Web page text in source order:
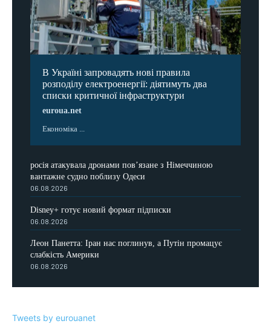
В Україні запровадять нові правила
розподілу електроенергії: діятимуть два
списки критичної інфраструктури
euroua.net
Економіка ...
росія атакувала дронами пов’язане з Німеччиною
вантажне судно поблизу Одеси
06.08.2026
Disney+ готує новий формат підписки
06.08.2026
Леон Панетта: Іран нас поглинув, а Путін промацує
слабкість Америки
06.08.2026
Tweets by eurouanet